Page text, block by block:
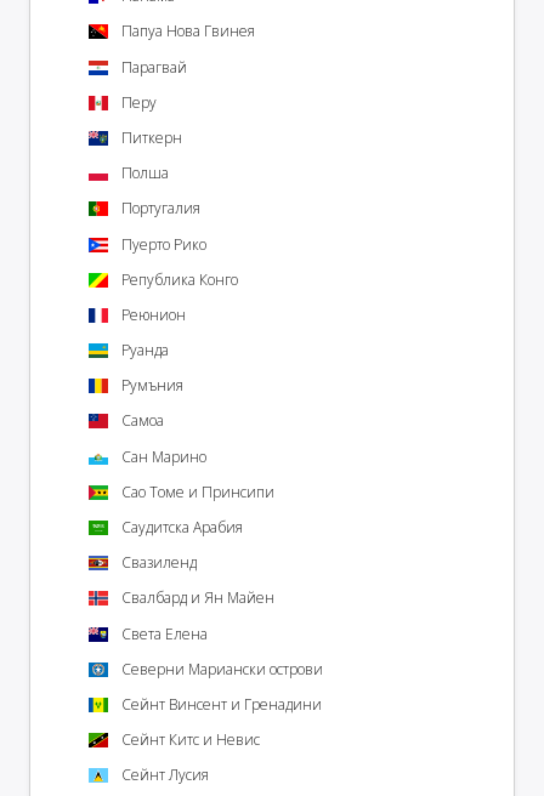
Папуа Нова Гвинея
Парагвай
Перу
Питкерн
Полша
Португалия
Пуерто Рико
Република Конго
Реюнион
Руанда
Румъния
Самоа
Сан Марино
Сао Томе и Принсипи
Саудитска Арабия
Свазиленд
Свалбард и Ян Майен
Света Елена
Северни Мариански острови
Сейнт Винсент и Гренадини
Сейнт Китс и Невис
Сейнт Лусия